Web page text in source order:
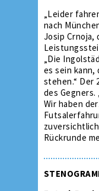
„Leider
nach
Josip Crnoja,
„Die
es sein
stehen.“ Der
des
Wir haben
Rückrunde